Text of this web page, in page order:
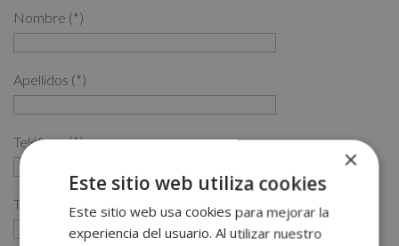
Nombre (*)
Apellidos (*)
Teléfono (*)
Tu correo electrónico (*)
×
Este sitio web utiliza cookies
Este sitio web usa cookies para mejorar la
experiencia del usuario. Al utilizar nuestro